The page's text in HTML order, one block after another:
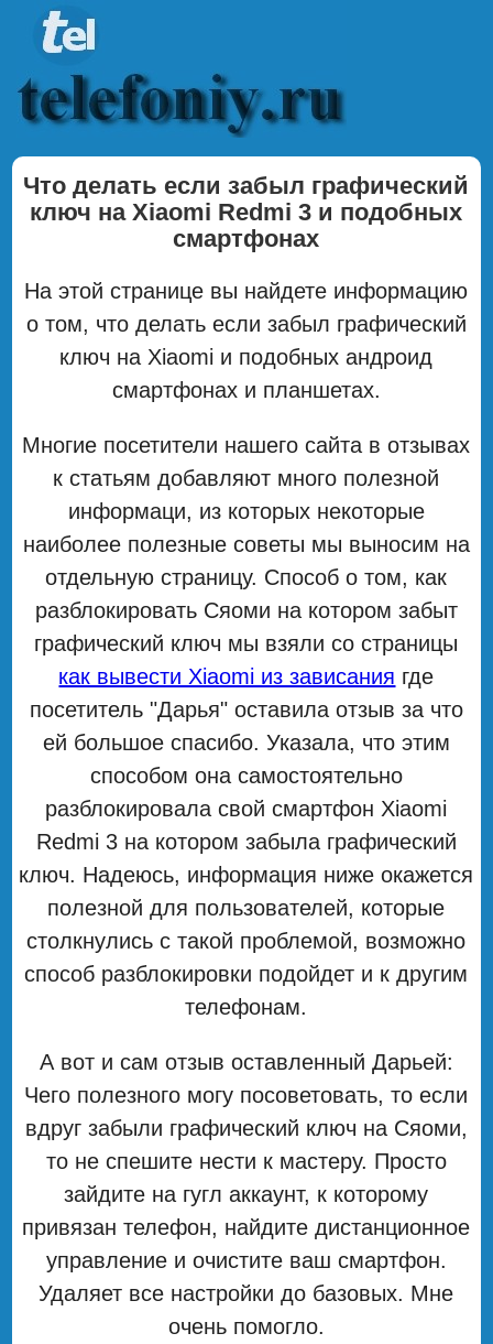
Что делать если забыл графический
ключ на Xiaomi Redmi 3 и подобных
смартфонах
На этой странице вы найдете информацию
о том, что делать если забыл графический
ключ на Xiaomi и подобных андроид
смартфонах и планшетах.
Многие посетители нашего сайта в отзывах
к статьям добавляют много полезной
информаци, из которых некоторые
наиболее полезные советы мы выносим на
отдельную страницу. Способ о том, как
разблокировать Сяоми на котором забыт
графический ключ мы взяли со страницы
как вывести Xiaomi из зависания где
посетитель "Дарья" оставила отзыв за что
ей большое спасибо. Указала, что этим
способом она самостоятельно
разблокировала свой смартфон Xiaomi
Redmi 3 на котором забыла графический
ключ. Надеюсь, информация ниже окажется
полезной для пользователей, которые
столкнулись с такой проблемой, возможно
способ разблокировки подойдет и к другим
телефонам.
А вот и сам отзыв оставленный Дарьей:
Чего полезного могу посоветовать, то если
вдруг забыли графический ключ на Сяоми,
то не спешите нести к мастеру. Просто
зайдите на гугл аккаунт, к которому
привязан телефон, найдите дистанционное
управление и очистите ваш смартфон.
Удаляет все настройки до базовых. Мне
очень помогло.